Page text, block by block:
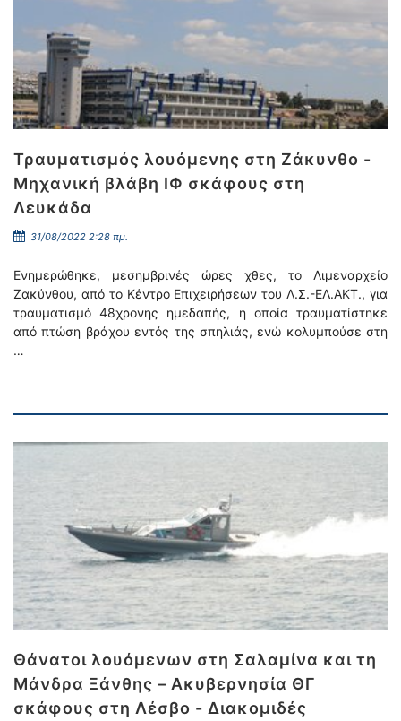
Τραυματισμός λουόμενης στη Ζάκυνθο -
Μηχανική βλάβη ΙΦ σκάφους στη
Λευκάδα
31/08/2022 2:28 πμ.
Ενημερώθηκε, μεσημβρινές ώρες χθες, το Λιμεναρχείο
Ζακύνθου, από το Κέντρο Επιχειρήσεων του Λ.Σ.-ΕΛ.ΑΚΤ., για
τραυματισμό 48χρονης ημεδαπής, η οποία τραυματίστηκε
από πτώση βράχου εντός της σπηλιάς, ενώ κολυμπούσε στη
…
Θάνατοι λουόμενων στη Σαλαμίνα και τη
Μάνδρα Ξάνθης – Ακυβερνησία ΘΓ
σκάφους στη Λέσβο - Διακομιδές